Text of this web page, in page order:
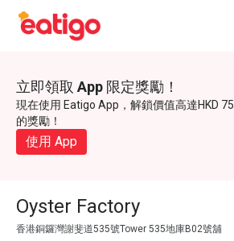
立即領取 App 限定獎勵！
現在使用 Eatigo App，解鎖價值高達HKD 75
的獎勵！
使用 App
Oyster Factory
香港銅鑼灣謝斐道535號Tower 535地庫B02號舖